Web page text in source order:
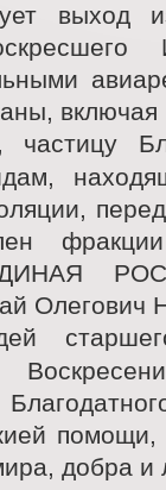
выход
Олегович
помощи,
добра и